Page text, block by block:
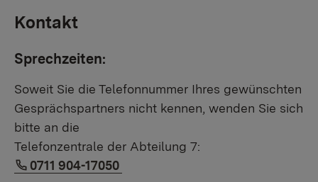
Kontakt
Sprechzeiten:
Soweit Sie die Telefonnummer Ihres gewünschten
Gesprächspartners nicht kennen, wenden Sie sich
bitte an die
Telefonzentrale der Abteilung 7:
Link auf Telefonnummer:
0711 904-17050